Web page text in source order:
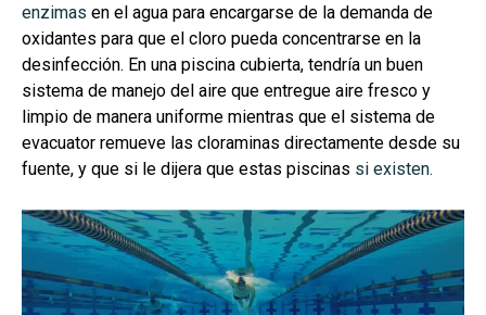
enzimas en el agua para encargarse de la demanda de
oxidantes para que el cloro pueda concentrarse en la
desinfección. En una piscina cubierta, tendría un buen
sistema de manejo del aire que entregue aire fresco y
limpio de manera uniforme mientras que el sistema de
evacuator remueve las cloraminas directamente desde su
fuente, y que si le dijera que estas piscinas si existen.